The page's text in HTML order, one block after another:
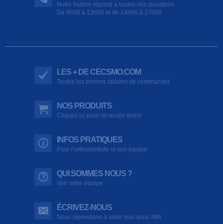
Notre hotline répond à toutes vos questions
De 9h30 à 13h00 et de 14h00 à 17h00
LES + DE CECSMO.COM
Toutes les bonnes raisons de commander
NOS PRODUITS
Cliquez ici pour un accès direct
INFOS PRATIQUES
Pour l'orthodontiste et son équipe
QUI SOMMES NOUS ?
Voir notre équipe
ÉCRIVEZ-NOUS
Nous répondons à votre mail sous 48h